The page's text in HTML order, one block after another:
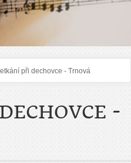
při dechovce - Trnová
-